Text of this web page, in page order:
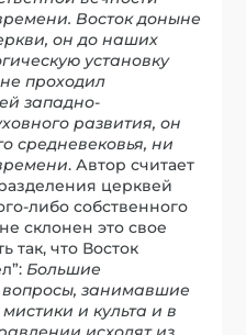
Восток доныне
он до наших
установку
проходил
западно-
развития, он
средневековья, ни
. Автор считает
церквей
либо собственного
склонен это свое
так, что Восток
Большие
занимавшие
и культа и в